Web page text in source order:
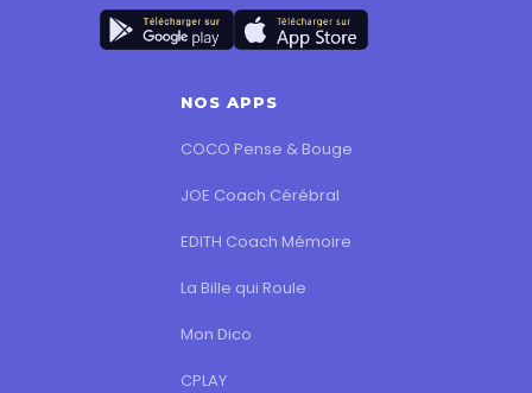
NOS APPS
COCO Pense & Bouge
JOE Coach Cérébral
EDITH Coach Mémoire
La Bille qui Roule
Mon Dico
CPLAY